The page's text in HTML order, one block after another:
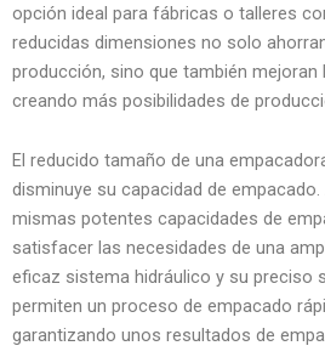
opción ideal para fábricas o talleres
reducidas dimensiones no solo
producción, sino que también mejoran
creando más posibilidades de
El reducido tamaño de una
disminuye su capacidad de
mismas potentes capacidades de
satisfacer las necesidades de una
eficaz sistema hidráulico y su preciso
permiten un proceso de empacado
garantizando unos resultados de